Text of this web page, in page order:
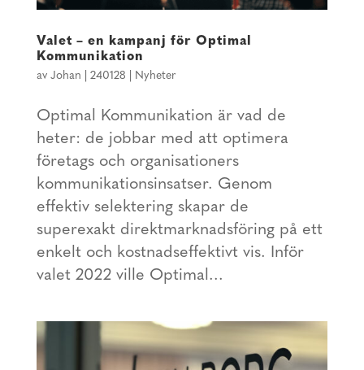
Valet – en kampanj för Optimal
Kommunikation
av Johan 240128 Nyheter
Optimal Kommunikation är vad de
heter: de jobbar med att optimera
företags och organisationers
kommunikationsinsatser. Genom
effektiv selektering skapar de
superexakt direktmarknadsföring på ett
enkelt och kostnadseffektivt vis. Inför
valet 2022 ville Optimal...